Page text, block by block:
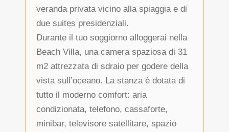
veranda privata vicino alla spiaggia e di
due suites presidenziali.
Durante il tuo soggiorno alloggerai nella
Beach Villa, una camera spaziosa di 31
m2 attrezzata di sdraio per godere della
vista sull’oceano. La stanza è dotata di
tutto il moderno comfort: aria
condizionata, telefono, cassaforte,
minibar, televisore satellitare, spazio